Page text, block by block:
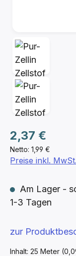
Netto: 1,99 €
Regulärer Preis:
2,37 €
Inhalt: 25 Meter
Preise inkl.
Am Lager -
1-3 Tagen
zur